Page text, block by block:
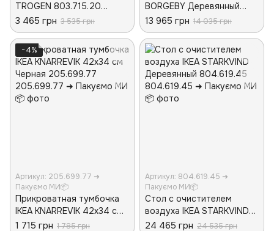
TROGEN 803.715.20
Желтый
3 465 грн 3 535 грн
BORGEBY Деревянный
703.893.56
13 965 грн 14 035 грн
−4%
Артикул: 205.699.77 ➜
Пакуємо МИ📦
Прикроватная тумбочка
IKEA KNARREVIK 42х34 см
Черная 205.699.77
1 715 грн 1 785 грн
Артикул: 804.619.45 ➜
Пакуємо МИ📦
Стол с очистителем
воздуха IKEA STARKVIND
Деревянный 804.619.45
24 465 грн 24 535 грн